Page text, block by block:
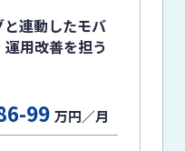
連動したモバ
用改善を担う
99万円／月